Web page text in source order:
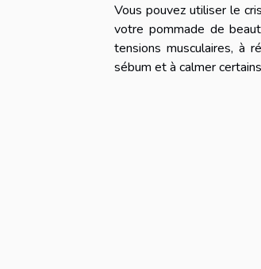
Vous pouvez utiliser le
votre pommade de
tensions musculaires, à
sébum et à calmer